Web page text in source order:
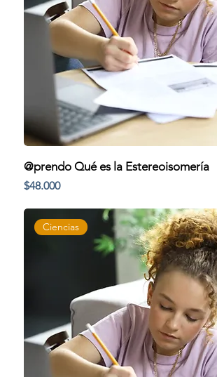
@prendo Qué es la Estereoisomería
Precio
$48.000
Ciencias